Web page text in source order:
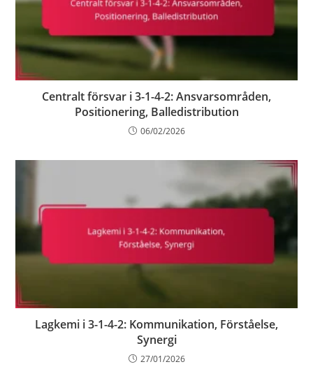
Centralt försvar i 3-1-4-2: Ansvarsområden,
Positionering, Balledistribution
06/02/2026
Lagkemi i 3-1-4-2: Kommunikation, Förståelse,
Synergi
27/01/2026